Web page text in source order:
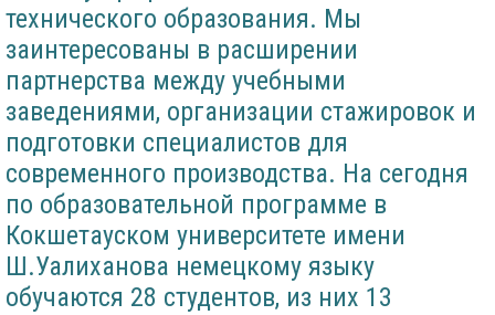
технического образования. Мы
заинтересованы в расширении
партнерства между учебными
заведениями, организации стажировок и
подготовки специалистов для
современного производства. На сегодня
по образовательной программе в
Кокшетауском университете имени
Ш.Уалиханова немецкому языку
обучаются 28 студентов, из них 13